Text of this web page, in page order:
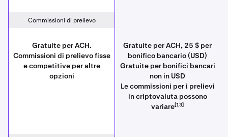
Commissioni di prelievo
Gratuite per ACH.
Commissioni di prelievo fisse
e competitive per altre
opzioni
Gratuite per ACH, 25 $ per
bonifico bancario (USD)
Gratuite per bonifici bancari
non in USD
Le commissioni per i prelievi
in criptovaluta possono
variare[13]